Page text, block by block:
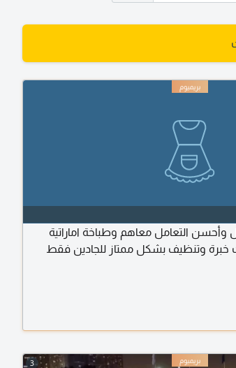
وأحسن التعامل معاهم وطباخة اماراتية
وتنظيف بشكل ممتاز للجادين فقط
3